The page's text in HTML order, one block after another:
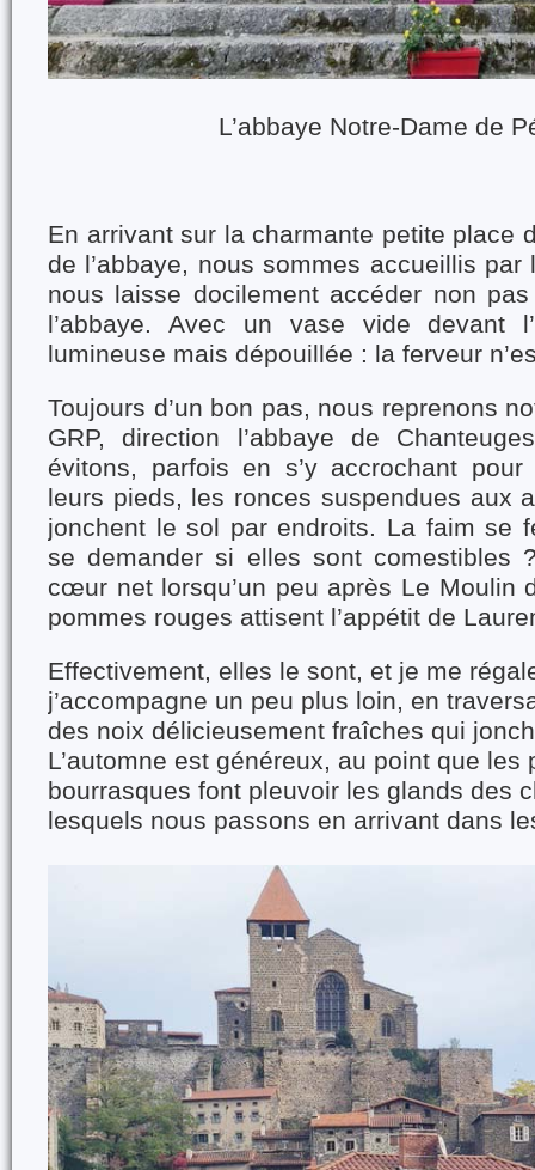
L’abbaye Notre-Dame de
En arrivant sur la charmante petite place
de l’abbaye, nous sommes accueillis
nous laisse docilement accéder non
l’abbaye. Avec un vase vide devant
lumineuse mais dépouillée : la ferveur
Toujours d’un bon pas, nous reprenons
GRP, direction l’abbaye de
évitons, parfois en s’y accrochant
leurs pieds, les ronces suspendues aux
jonchent le sol par endroits. La faim se
se demander si elles sont comestibles
cœur net lorsqu’un peu après Le Moulin
pommes rouges attisent l’appétit de
Effectivement, elles le sont, et je me
j’accompagne un peu plus loin, en
des noix délicieusement fraîches qui
L’automne est généreux, au point que les
bourrasques font pleuvoir les glands des
lesquels nous passons en arrivant dans